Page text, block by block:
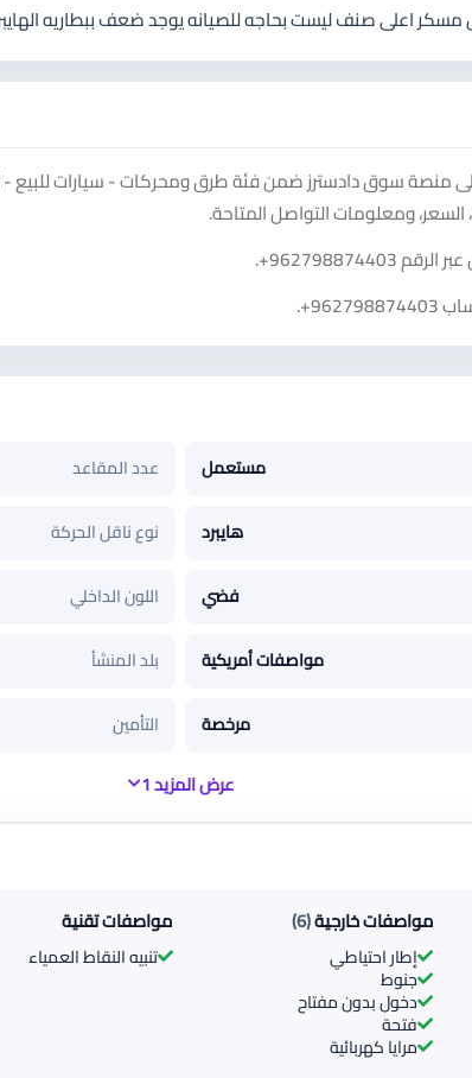
اعلى صنف ليست بحاجه للصيانه يوجد ضعف ببطاريه
ومعلومات التواصل المتاحة.
الرقم+962798874403
.
+962798874403
.
مستعمل عدد المقاعد
هايبرد نوع ناقل الحركة
فضي اللون الداخلي
مواصفات أمريكية بلد المنشأ
مرخصة التأمين
عرض المزيد 1
مواصفات خارجية(6)
إطار احتياطي
جنوط
دخول بدون مفتاح
فتحة
مرايا كهربائية
مواصفات تقنية
تنبيه النقاط العمياء